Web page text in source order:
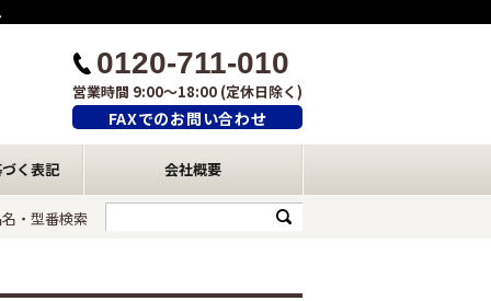
0120-711-010
営業時間 9:00～18:00 (定休日除く)
FAXでのお問い合わせ
く表記 会社概要
・型番検索